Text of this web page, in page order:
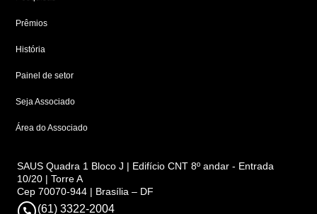
Prêmios
História
Painel de setor
Seja Associado
Área do Associado
SAUS Quadra 1 Bloco J | Edifício CNT 8º andar - Entrada
10/20 | Torre A
Cep 70070-944 | Brasília – DF
(61) 3322-2004